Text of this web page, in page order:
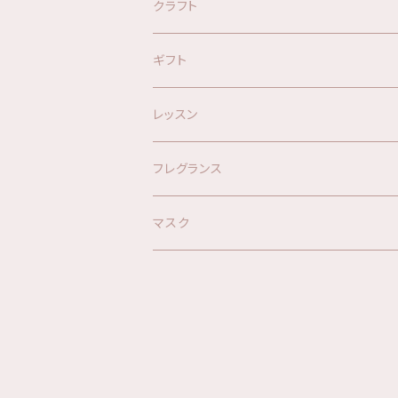
オリジナルブレンド精油
オリジナルスプレー
ハーブウォーター
アロマグッズ
クラフト
キット
材料
ギフト
レッスン
フレグランス
マスク